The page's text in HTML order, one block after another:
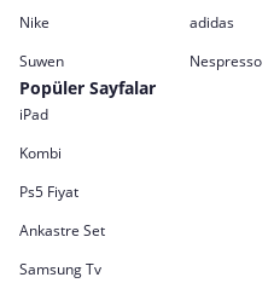
Nike adidas
Suwen
Nespresso
Popüler Sayfalar
iPad
Kombi
Ps5 Fiyat
Ankastre Set
Samsung Tv